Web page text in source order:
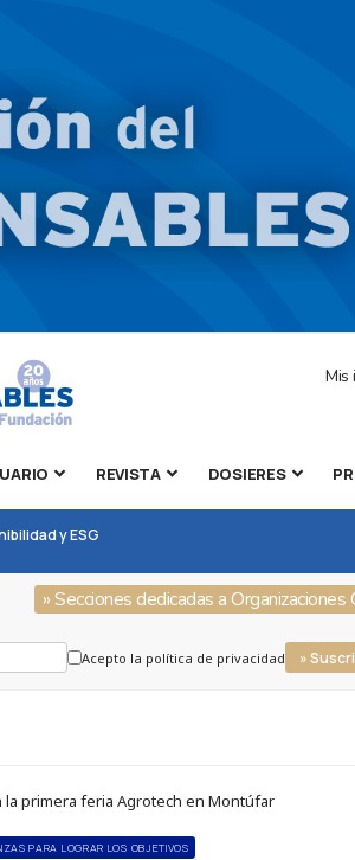
Mis
REVISTA DOSIERES
y ESG
» Secciones dedicadas a
Acepto la política de privacidad »
la primera feria Agrotech en Montúfar
PARA LOGRAR LOS OBJETIVOS